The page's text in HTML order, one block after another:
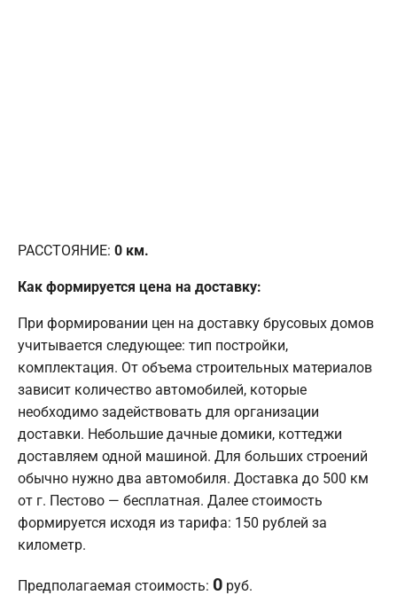
РАССТОЯНИЕ: 0 км.
Как формируется цена на доставку:
При формировании цен на доставку брусовых домов
учитывается следующее: тип постройки,
комплектация. От объема строительных материалов
зависит количество автомобилей, которые
необходимо задействовать для организации
доставки. Небольшие дачные домики, коттеджи
доставляем одной машиной. Для больших строений
обычно нужно два автомобиля. Доставка до 500 км
от г. Пестово — бесплатная. Далее стоимость
формируется исходя из тарифа: 150 рублей за
километр.
Предполагаемая стоимость: 0 руб.